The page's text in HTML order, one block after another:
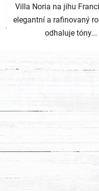
Villa Noria na jihu
elegantní a rafinovaný
odhaluje tóny...